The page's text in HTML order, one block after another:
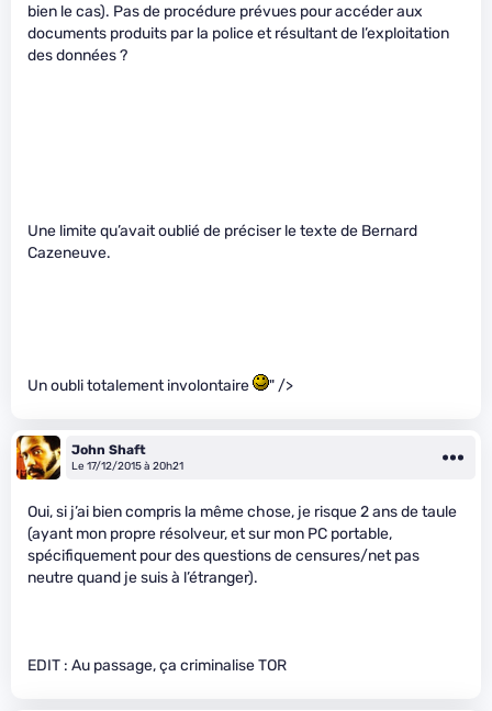
bien le cas). Pas de procédure prévues pour accéder aux
documents produits par la police et résultant de l’exploitation
des données ?
Une limite qu’avait oublié de préciser le texte de Bernard
Cazeneuve.
Un oubli totalement involontaire " />
John Shaft
Le 17/12/2015 à 20h21
Oui, si j’ai bien compris la même chose, je risque 2 ans de taule
(ayant mon propre résolveur, et sur mon PC portable,
spécifiquement pour des questions de censures/net pas
neutre quand je suis à l’étranger).
EDIT : Au passage, ça criminalise TOR